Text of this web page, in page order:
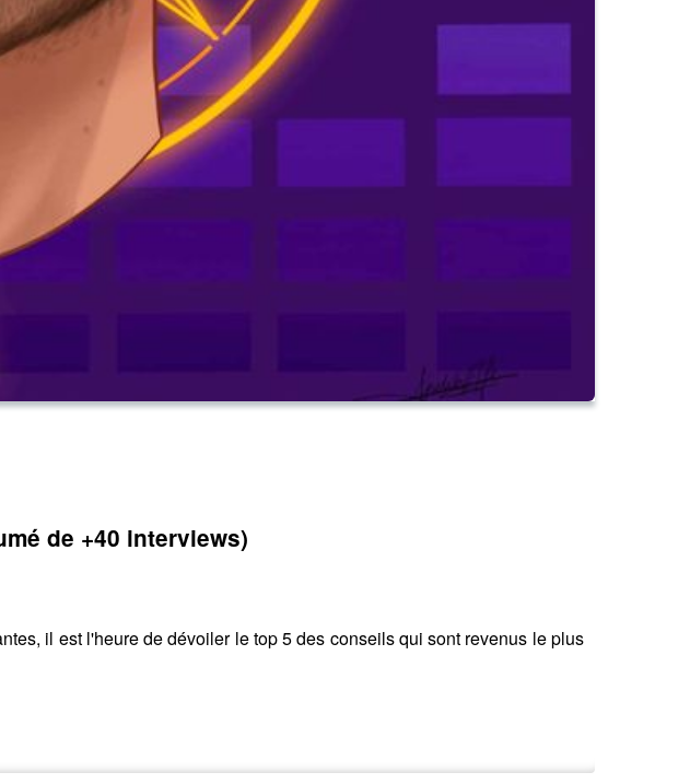
de +40 interviews)
il est l'heure de dévoiler le top 5 des conseils qui sont revenus le plus